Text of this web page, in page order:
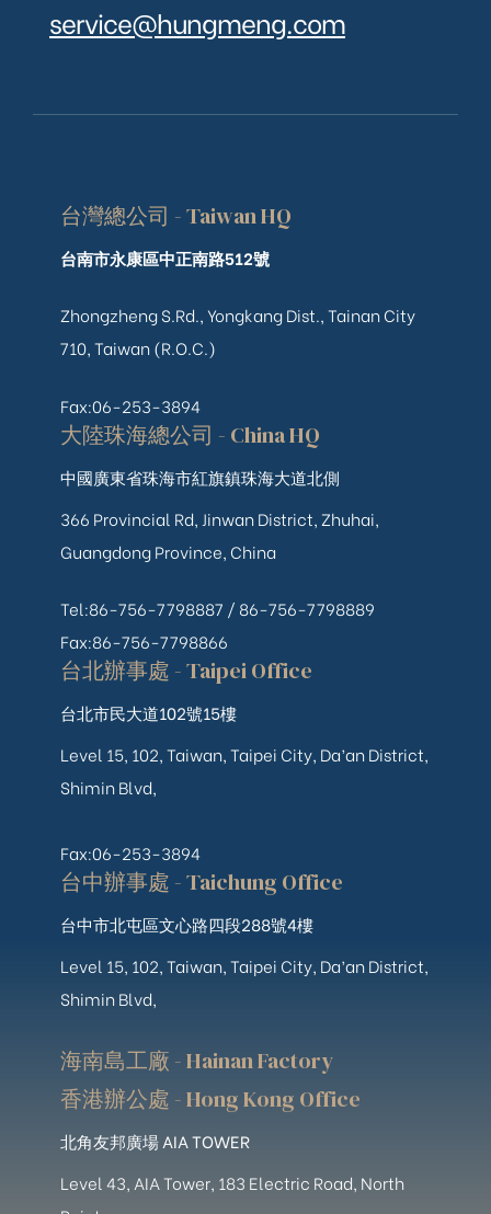
service@hungmeng.com
台灣總公司 - Taiwan HQ
台南市永康區中正南路512號
Zhongzheng S.Rd., Yongkang Dist., Tainan City
710, Taiwan (R.O.C.)
Fax:06-253-3894
大陸珠海總公司 - China HQ
中國廣東省珠海市紅旗鎮珠海大道北側
366 Provincial Rd, Jinwan District, Zhuhai,
Guangdong Province, China
Tel:86-756-7798887 / 86-756-7798889
Fax:86-756-7798866
台北辦事處 - Taipei Office
台北市民大道102號15樓
Level 15, 102, Taiwan, Taipei City, Da’an District,
Shimin Blvd,
Fax:06-253-3894
台中辦事處 - Taichung Office
台中市北屯區文心路四段288號4樓
Level 15, 102, Taiwan, Taipei City, Da’an District,
Shimin Blvd,
海南島工廠 - Hainan Factory
香港辦公處 - Hong Kong Office
北角友邦廣場 AIA TOWER
Level 43, AIA Tower, 183 Electric Road, North